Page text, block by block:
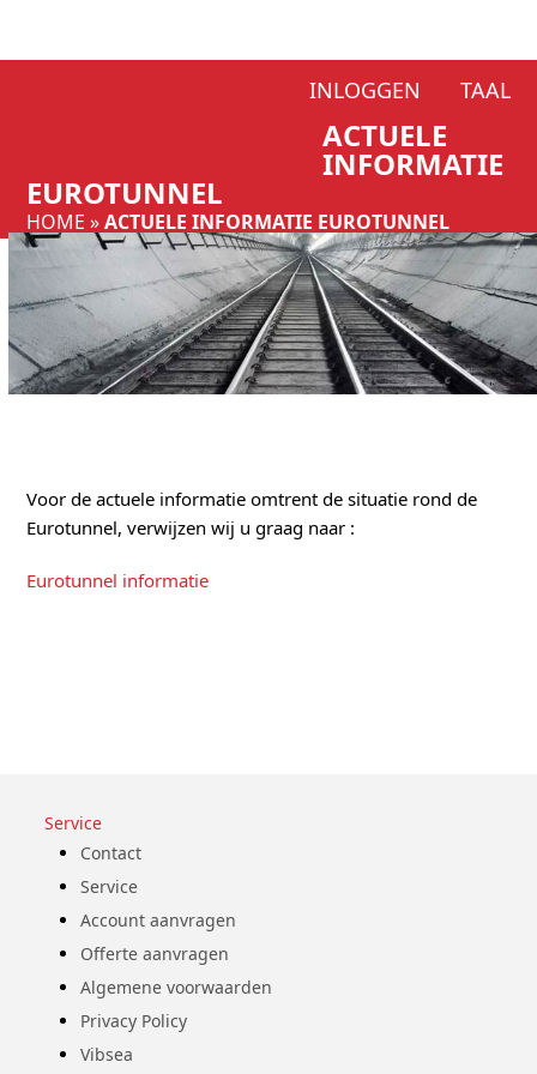
INLOGGEN TAAL
ACTUELE
INFORMATIE
EUROTUNNEL
HOME »ACTUELE INFORMATIE EUROTUNNEL
Voor de actuele informatie omtrent de situatie rond de
Eurotunnel, verwijzen wij u graag naar :
Eurotunnel informatie
Service
Contact
Service
Account aanvragen
Offerte aanvragen
Algemene voorwaarden
Privacy Policy
Vibsea